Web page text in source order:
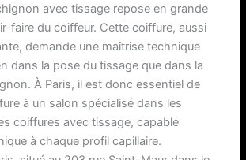
avec tissage repose en grande
faire du coiffeur. Cette coiffure, aussi
demande une maîtrise technique
dans la pose du tissage que dans la
À Paris, il est donc essentiel de
à un salon spécialisé dans les
coiffures avec tissage, capable
à chaque profil capillaire.